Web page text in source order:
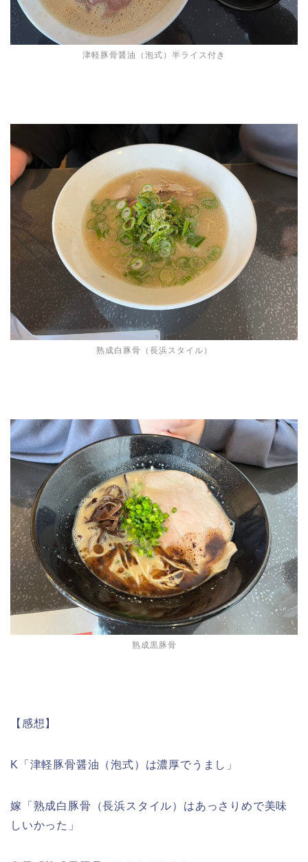
津軽豚骨醤油（泡式）半ライス付き
熟成白豚骨（長浜スタイル）
熟成黒豚骨
【感想】
K「津軽豚骨醤油（泡式）は濃厚でうまし」
嫁「熟成白豚骨（長浜スタイル）はあっさりめで美味
しいかった」